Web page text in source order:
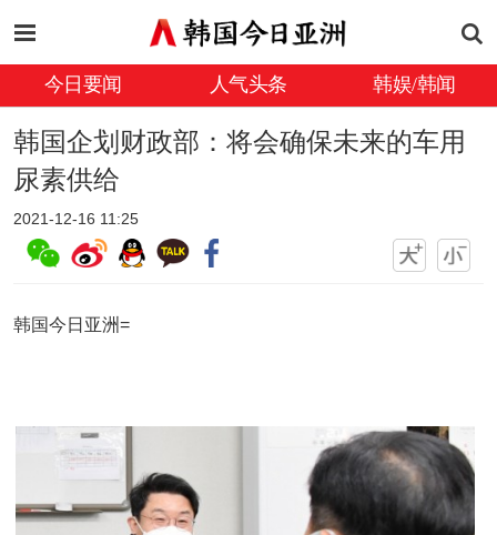
今日要闻 人气头条 韩娱/韩闻
韩国企划财政部：将会确保未来的车用
尿素供给
2021-12-16 11:25
韩国今日亚洲=